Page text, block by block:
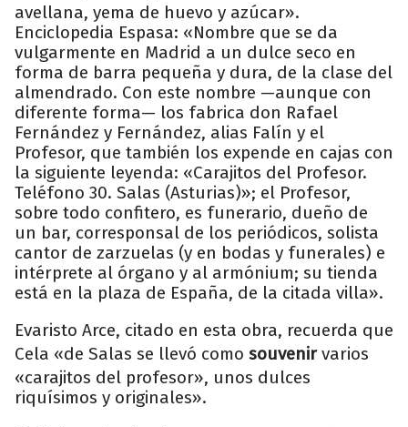
avellana, yema de huevo y azúcar».
Enciclopedia Espasa: «Nombre que se da
vulgarmente en Madrid a un dulce seco en
forma de barra pequeña y dura, de la clase del
almendrado. Con este nombre —aunque con
diferente forma— los fabrica don Rafael
Fernández y Fernández, alias Falín y el
Profesor, que también los expende en cajas con
la siguiente leyenda: «Carajitos del Profesor.
Teléfono 30. Salas (Asturias)»; el Profesor,
sobre todo confitero, es funerario, dueño de
un bar, corresponsal de los periódicos, solista
cantor de zarzuelas (y en bodas y funerales) e
intérprete al órgano y al armónium; su tienda
está en la plaza de España, de la citada villa».
Evaristo Arce, citado en esta obra, recuerda que
Cela «de Salas se llevó como souvenirvarios
«carajitos del profesor», unos dulces
riquísimos y originales».